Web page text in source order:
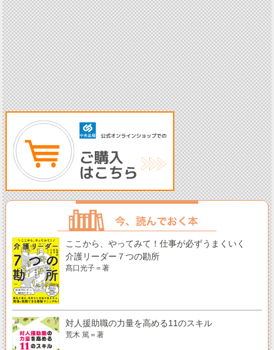
ここから、やってみて！仕事が必ずうまくいく
介護リーダー７つの勘所
髙口光子＝著
対人援助職の力量を高める11のスキル
荒木 篤＝著